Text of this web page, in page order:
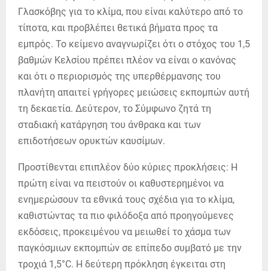
Γλασκόβης για το κλίμα, που είναι καλύτερο από το
τίποτα, και προβλέπει θετικά βήματα προς τα
εμπρός. Το κείμενο αναγνωρίζει ότι ο στόχος του 1,5
βαθμών Κελσίου πρέπει πλέον να είναι ο κανόνας
και ότι ο περιορισμός της υπερθέρμανσης του
πλανήτη απαιτεί γρήγορες μειώσεις εκπομπών αυτή
τη δεκαετία. Δεύτερον, το Σύμφωνο ζητά τη
σταδιακή κατάργηση του άνθρακα και των
επιδοτήσεων ορυκτών καυσίμων.
Προστίθενται επιπλέον δύο κύριες προκλήσεις: Η
πρώτη είναι να πειστούν οι καθυστερημένοι να
ενημερώσουν τα εθνικά τους σχέδια για το κλίμα,
καθιστώντας τα πιο φιλόδοξα από προηγούμενες
εκδόσεις, προκειμένου να μειωθεί το χάσμα των
παγκόσμιων εκπομπών σε επίπεδο συμβατό με την
τροχιά 1,5°C. Η δεύτερη πρόκληση έγκειται στη